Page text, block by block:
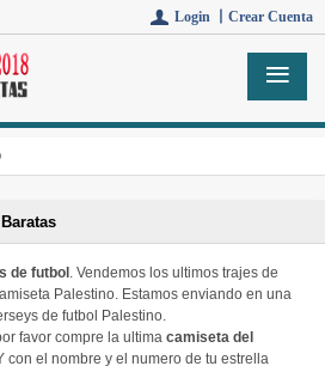
Login 丨 Crear Cuenta
de futbol . Vendemos los ultimos trajes de
Palestino. Estamos enviando en una
de futbol Palestino.
favor compre la ultima camiseta del
con el nombre y el numero de tu estrella